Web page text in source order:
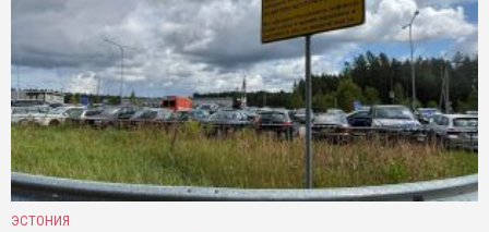
ЭСТОНИЯ